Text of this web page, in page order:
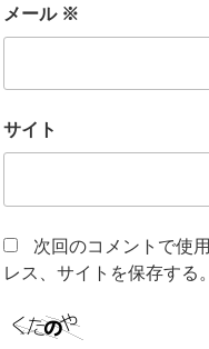
メール ※
サイト
次回のコメントで使
レス、サイトを保存する。